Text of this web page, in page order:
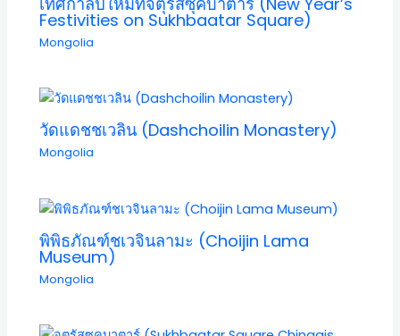
Festivities on Sukhbaatar Square)
Mongolia
วัดแดชชเวลิน (Dashchoilin Monastery)
Mongolia
พิพิธภัณฑ์ชเวจินลามะ (Choijin Lama
Museum)
Mongolia